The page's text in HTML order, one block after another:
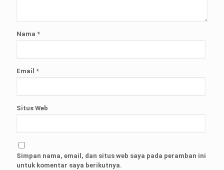
Nama *
Email *
Situs Web
Simpan nama, email, dan situs web saya pada peramban ini
untuk komentar saya berikutnya.